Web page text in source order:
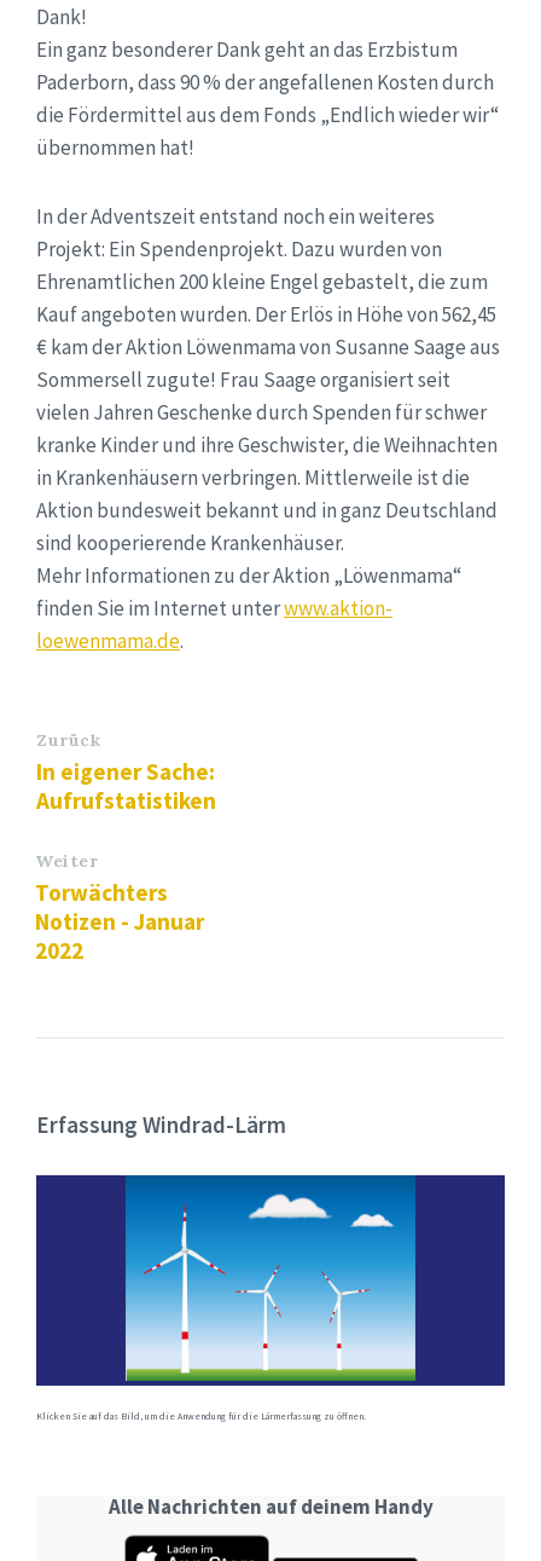
Dank!
Ein ganz besonderer Dank geht an das Erzbistum
Paderborn, dass 90 % der angefallenen Kosten durch
die Fördermittel aus dem Fonds „Endlich wieder wir“
übernommen hat!
In der Adventszeit entstand noch ein weiteres
Projekt: Ein Spendenprojekt. Dazu wurden von
Ehrenamtlichen 200 kleine Engel gebastelt, die zum
Kauf angeboten wurden. Der Erlös in Höhe von 562,45
€ kam der Aktion Löwenmama von Susanne Saage aus
Sommersell zugute! Frau Saage organisiert seit
vielen Jahren Geschenke durch Spenden für schwer
kranke Kinder und ihre Geschwister, die Weihnachten
in Krankenhäusern verbringen. Mittlerweile ist die
Aktion bundesweit bekannt und in ganz Deutschland
sind kooperierende Krankenhäuser.
Mehr Informationen zu der Aktion „Löwenmama“
finden Sie im Internet unterwww.aktion-
loewenmama.de.
Zurück
In eigener Sache:
Aufrufstatistiken
Weiter
Torwächters
Notizen - Januar
2022
Erfassung Windrad-Lärm
Klicken Sie auf das Bild, um die Anwendung für die Lärmerfassung zu öffnen.
Alle Nachrichten auf deinem Handy